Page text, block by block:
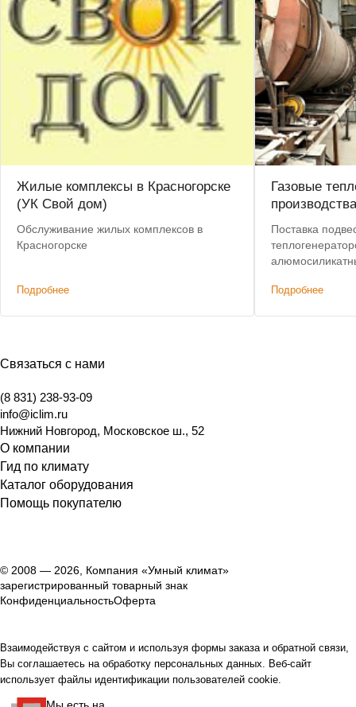
Жилые комплексы в Красногорске
(УК Свой дом)
Обслуживание жилых комплексов в
Красногорске
Подробнее
Газовые
Поставка
Бесплатная
Подробнее
Связаться с нами
(8 831) 238-93-09
info@iclim.ru
Нижний Новгород, Московское ш., 52
О компании
Гид по климату
Каталог оборудования
Помощь покупателю
© 2008 — 2026, Компания «Умный климат»
зарегистрированный товарный знак
КонфиденциальностьОферта
Взаимодействуя с сайтом и используя формы заказа и обратной связи,
Вы соглашаетесь на обработку персональных данных. Веб-сайт
использует файлы идентификации пользователей cookie.
Мы есть на